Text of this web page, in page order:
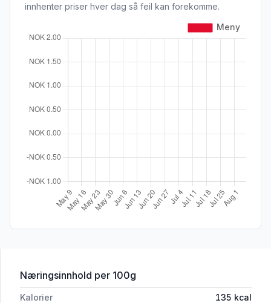
innhenter priser hver dag så feil kan forekomme.
Næringsinnhold for 'Blåbærsorbet 0,5l Galåvolden'
per 100g
Kalorier 135 kcal